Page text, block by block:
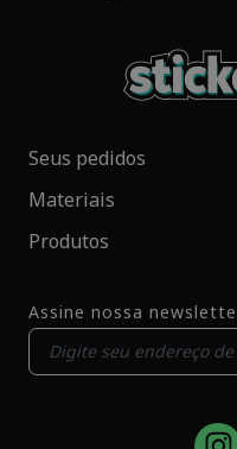
Seus pedidos
Materiais
Produtos
Assine nossa